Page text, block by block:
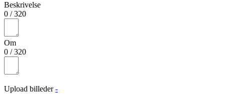
Beskrivelse
0 /320
Om
0 /320
Upload billeder -